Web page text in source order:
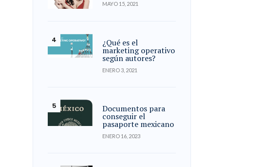
MAYO 15, 2021
¿Qué es el
marketing operativo
según autores?
ENERO 3, 2021
Documentos para
conseguir el
pasaporte mexicano
ENERO 16, 2023